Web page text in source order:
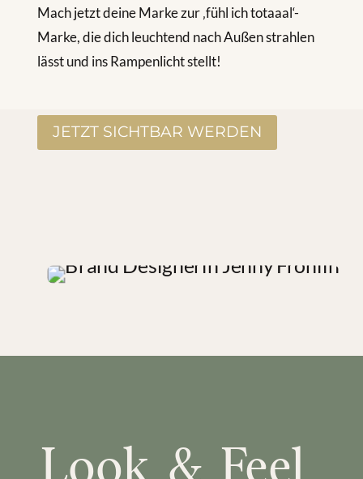
Mach jetzt deine Marke zur ‚fühl ich totaaal‘-
Marke, die dich leuchtend nach Außen strahlen
lässt und ins Rampenlicht stellt!
JETZT SICHTBAR WERDEN